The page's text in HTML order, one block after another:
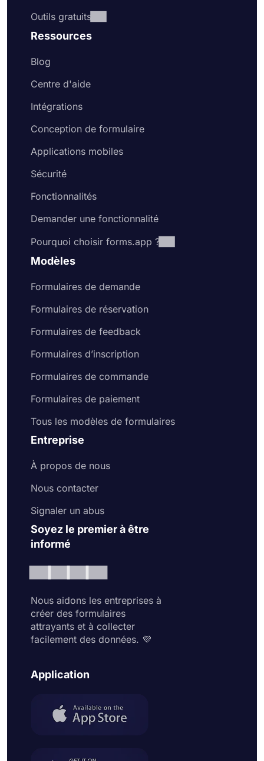
Outils gratuits
Ressources
Blog
Centre d'aide
Intégrations
Conception de formulaire
Applications mobiles
Sécurité
Fonctionnalités
Demander une fonctionnalité
Pourquoi choisir forms.app ?
Modèles
Formulaires de demande
Formulaires de réservation
Formulaires de feedback
Formulaires d’inscription
Formulaires de commande
Formulaires de paiement
Tous les modèles de formulaires
Entreprise
À propos de nous
Nous contacter
Signaler un abus
Soyez le premier à être
informé
Nous aidons les entreprises à
créer des formulaires
attrayants et à collecter
facilement des données. 💜
Application